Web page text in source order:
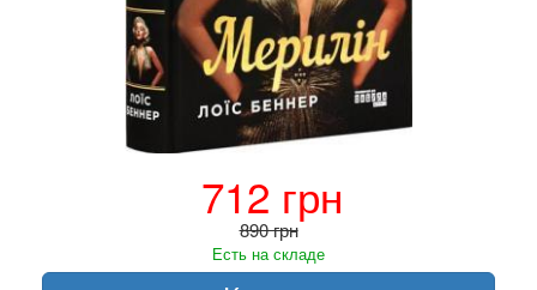
712 грн
890 грн
Есть на складе